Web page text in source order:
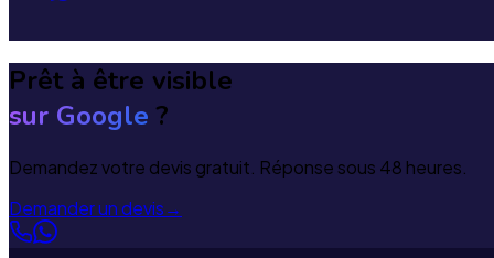
Prêt à être visible
sur Google ?
Demandez votre devis gratuit. Réponse sous 48 heures.
Demander un devis→